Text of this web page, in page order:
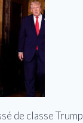
de classe